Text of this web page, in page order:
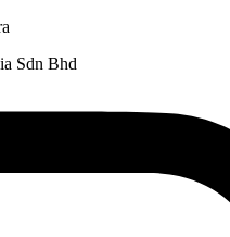
Sdn Bhd